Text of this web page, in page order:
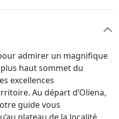
admirer un magnifique
haut sommet du
excellences
Au départ d’Oliena,
guide vous